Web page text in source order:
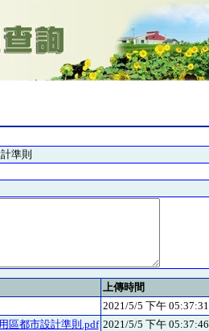
準則
上傳時間
2021/5/5 下午 05:37:31
區都市設計準則.pdf 2021/5/5 下午 05:37:46